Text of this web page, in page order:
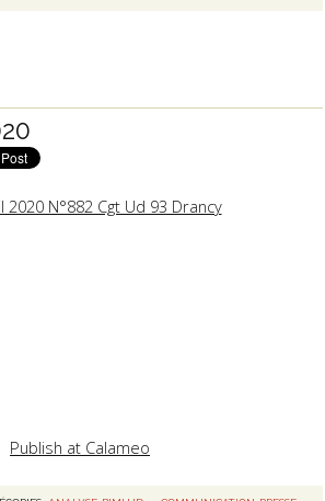
2020 N°882 Cgt Ud 93 Drancy
Publish at Calameo